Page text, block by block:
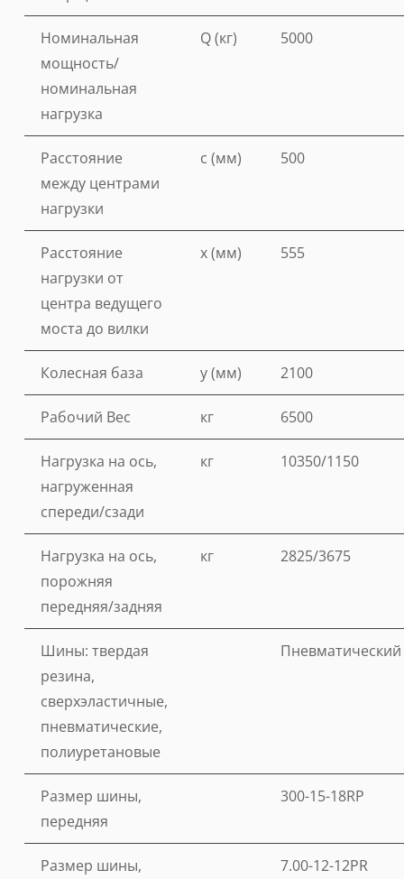
Номинальная
мощность/
номинальная
нагрузка
Q (кг) 5000
Расстояние
между центрами
нагрузки
c (мм) 500
Расстояние
нагрузки от
центра ведущего
моста до вилки
x (мм) 555
Колесная база y (мм) 2100
Рабочий Вес кг 6500
Нагрузка на ось,
нагруженная
спереди/сзади
кг 10350/1150
Нагрузка на ось,
порожняя
передняя/задняя
кг 2825/3675
Шины: твердая
резина,
сверхэластичные,
пневматические,
полиуретановые
Пневматический
Размер шины,
передняя
300-15-18RP
Размер шины,
7.00-12-12PR